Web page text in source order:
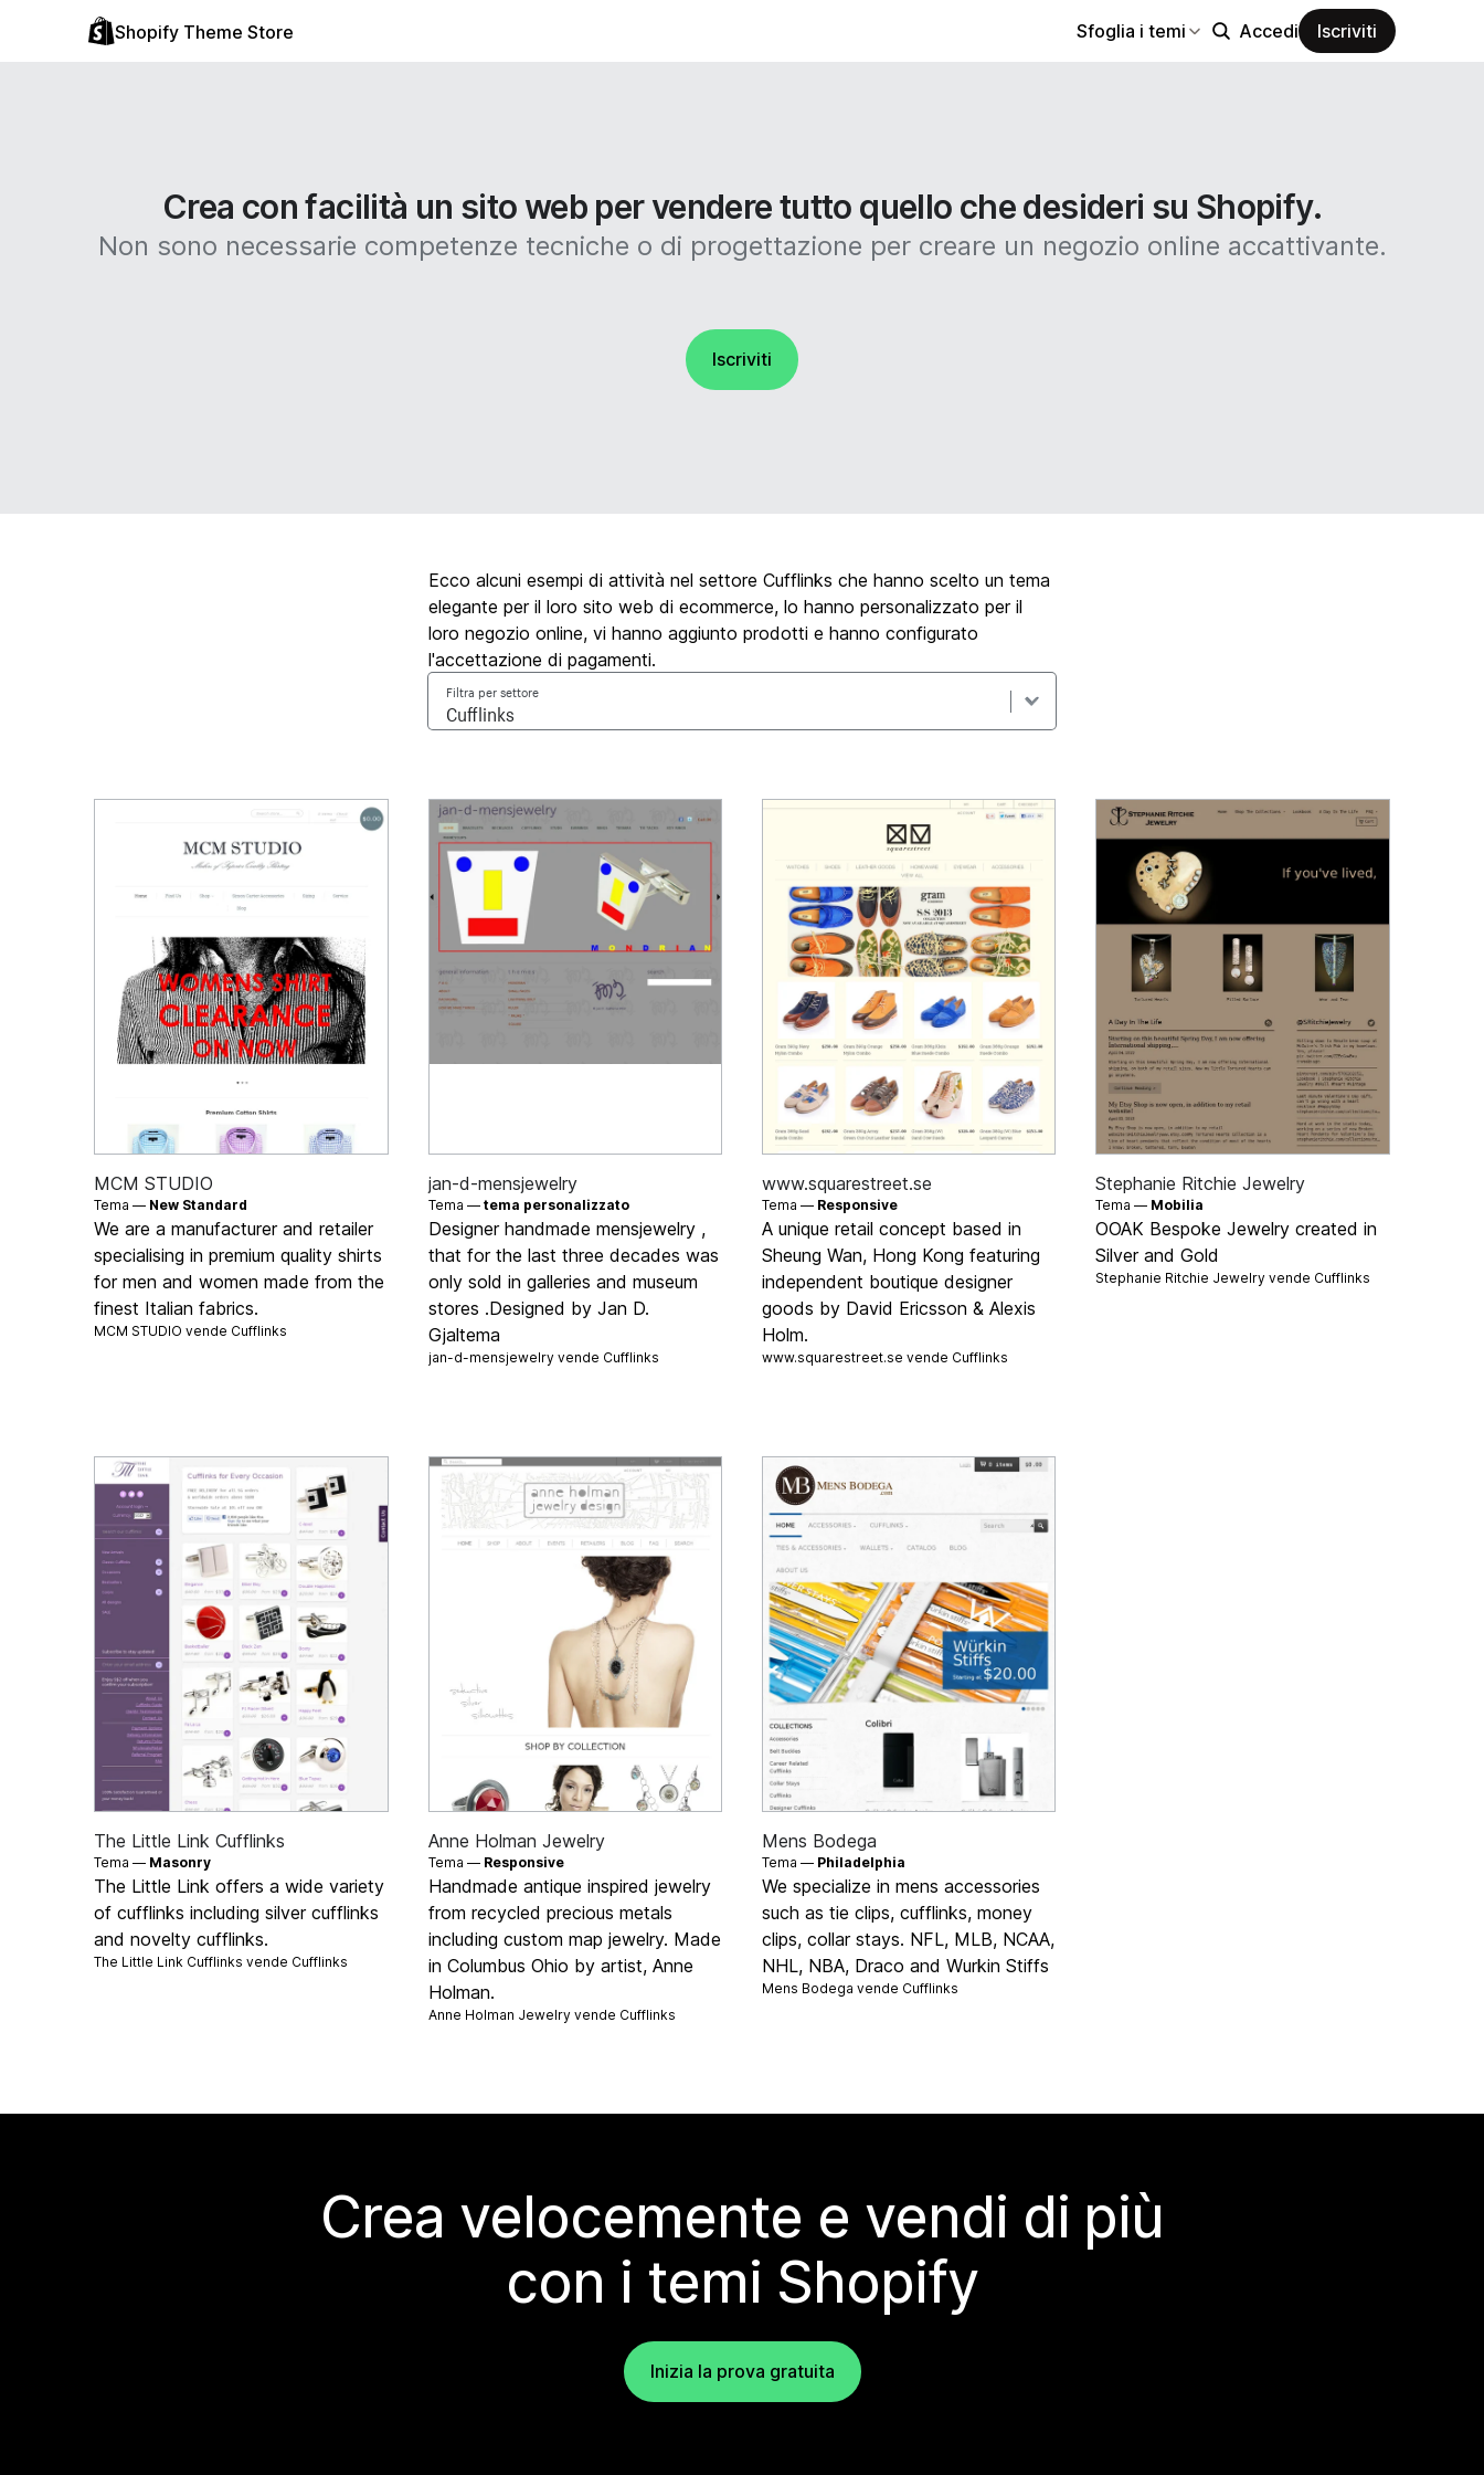
Shopify Theme Store Sfoglia i temi Accedi Iscriviti
Crea con facilità un sito web per vendere tutto quello che desideri su Shopify.
Non sono necessarie competenze tecniche o di progettazione per creare un negozio online accattivante.
Iscriviti
Ecco alcuni esempi di attività nel settore Cufflinks che hanno scelto un tema
elegante per il loro sito web di ecommerce, lo hanno personalizzato per il
loro negozio online, vi hanno aggiunto prodotti e hanno configurato
l'accettazione di pagamenti.
Filtra per settore
MCM STUDIO
Tema — New Standard
We are a manufacturer and retailer
specialising in premium quality shirts
for men and women made from the
finest Italian fabrics.
MCM STUDIO vende Cufflinks
jan-d-mensjewelry
Tema — tema personalizzato
Designer handmade mensjewelry ,
that for the last three decades was
only sold in galleries and museum
stores .Designed by Jan D.
Gjaltema
jan-d-mensjewelry vende Cufflinks
www.squarestreet.se
Tema — Responsive
A unique retail concept based in
Sheung Wan, Hong Kong featuring
independent boutique designer
goods by David Ericsson & Alexis
Holm.
www.squarestreet.se vende Cufflinks
Stephanie Ritchie Jewelry
Tema — Mobilia
OOAK Bespoke Jewelry created in
Silver and Gold
Stephanie Ritchie Jewelry vende Cufflinks
The Little Link Cufflinks
Tema — Masonry
The Little Link offers a wide variety
of cufflinks including silver cufflinks
and novelty cufflinks.
The Little Link Cufflinks vende Cufflinks
Anne Holman Jewelry
Tema — Responsive
Handmade antique inspired jewelry
from recycled precious metals
including custom map jewelry. Made
in Columbus Ohio by artist, Anne
Holman.
Anne Holman Jewelry vende Cufflinks
Mens Bodega
Tema — Philadelphia
We specialize in mens accessories
such as tie clips, cufflinks, money
clips, collar stays. NFL, MLB, NCAA,
NHL, NBA, Draco and Wurkin Stiffs
Mens Bodega vende Cufflinks
Crea velocemente e vendi di più
con i temi Shopify
Inizia la prova gratuita